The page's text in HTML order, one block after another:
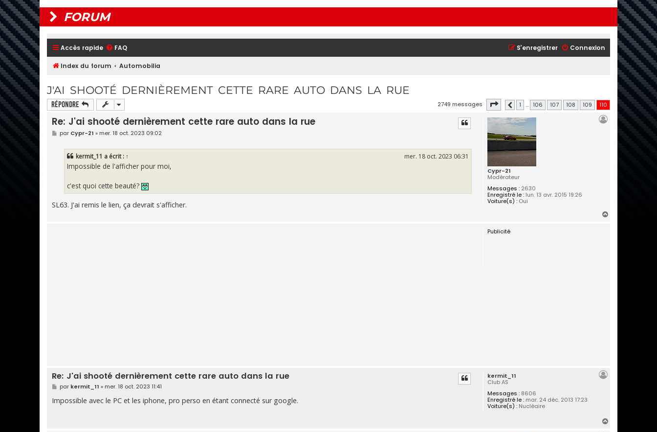
FORUM
Accès rapide FAQ Connexion
S’enregistrer
Index du forum Automobilia
J'AI SHOOTÉ DERNIÈREMENT CETTE RARE AUTO DANS LA RUE
Répondre 2749 messages Page 110 sur110
Précédente
1 … 106 107 108 109 110
Cypr-21
Modérateur
Messages :2630
Enregistré le :lun. 13 avr. 2015 19:26
Voiture(s) :Oui
Re: J'ai shooté dernièrement cette rare auto dans la rue
M
e
par Cypr-21 » mer. 18 oct. 2023 09:02
kermit_11 a écrit : ↑ mer. 18 oct. 2023 06:31
Impossible de l'afficher pour moi,
c'est quoi cette beauté?
SL63. J'ai remis le lien, ça devrait s'afficher.
Publicité
kermit_11
Club AS
Messages :8606
Enregistré le :mar. 24 déc. 2013 17:23
Voiture(s) :Nucléaire
Re: J'ai shooté dernièrement cette rare auto dans la rue
M
e
s
s
par kermit_11 » mer. 18 oct. 2023 11:41
Impossible avec le PC et les iphone, pro perso en étant connecté sur google.